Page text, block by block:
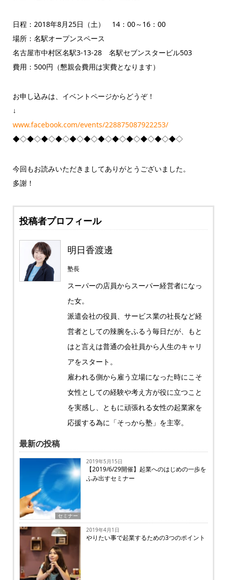
日程：2018年8月25日（土） 14：00～16：00
場所：名駅オープンスペース
名古屋市中村区名駅3-13-28 名駅セブンスタービル503
費用：500円（懇親会費用は実費となります）
お申し込みは、イベントページからどうぞ！
↓
www.facebook.com/events/228875087922253/
◆◇◆◇◆◇◆◇◆◇◆◇◆◇◆◇◆◇◆◇◆◇◆◇
今回もお読みいただきましてありがとうございました。
多謝！
投稿者プロフィール
明日香渡邊
塾長
スーパーの店員からスーパー経営者になっ
た女。
派遣会社の役員、サービス業の社長など経
営者としての辣腕をふるう毎日だが、もと
はと言えは普通の会社員から人生のキャリ
アをスタート。
雇われる側から雇う立場になった時にこそ
女性としての経験や考え方が役に立つこと
を実感し、ともに頑張れる女性の起業家を
応援する為に「そっから塾」を主宰。
最新の投稿
セミナー
2019年5月15日
【2019/6/29開催】起業へのはじめの一歩を
ふみ出すセミナー
2019年4月1日
やりたい事で起業するための3つのポイント